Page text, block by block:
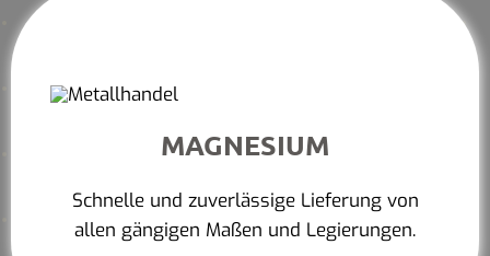
MAGNESIUM
Schnelle und zuverlässige Lieferung von
allen gängigen Maßen und Legierungen.